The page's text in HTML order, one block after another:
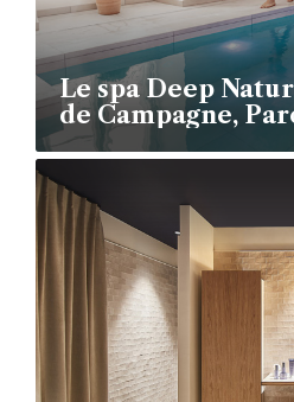
Le spa Deep
de Campagne,